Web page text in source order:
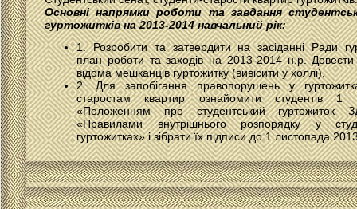
Основні напрямки роботи та завдання
гуртожитків на 2013-2014 навчальний рік:
1. Розробити та затвердити на засіданні Ради
план роботи та заходів на 2013-2014 н.р.
відома мешканців гуртожитку (вивісити у холлі).
2. Для запобігання правопорушень у
старостам квартир ознайомити студентів 1
«Положенням про студентський гуртожиток
«Правилами внутрішнього розпорядку у
гуртожитках» і зібрати їх підписи до 1 листопада